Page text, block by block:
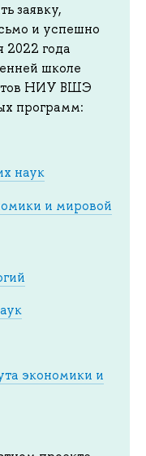
заявку,
и успешно
2022 года
школе
НИУ ВШЭ
программ:
наук
и мировой
экономики и